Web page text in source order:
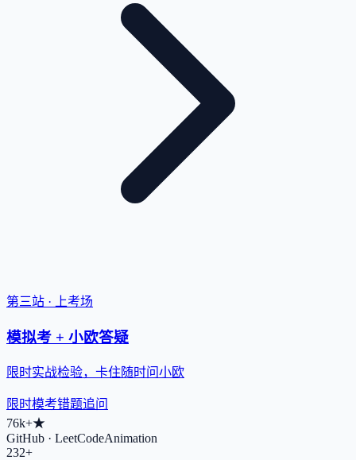
第三站 · 上考场
模拟考 + 小欧答疑
限时实战检验，卡住随时问小欧
限时模考错题追问
76k+★
GitHub · LeetCodeAnimation
232+